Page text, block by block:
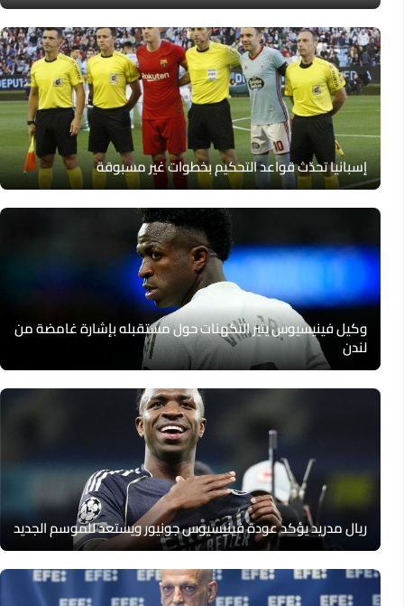
إسبانيا تحدّث قواعد التحكيم بخطوات غير مسبوقة
وكيل فينيسيوس يثير التكهنات حول مستقبله بإشارة غامضة من
لندن
ريال مدريد يؤكد عودة فينيسيوس جونيور ويستعد للموسم الجديد